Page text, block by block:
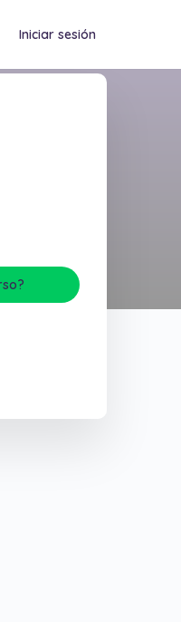
Iniciar sesión